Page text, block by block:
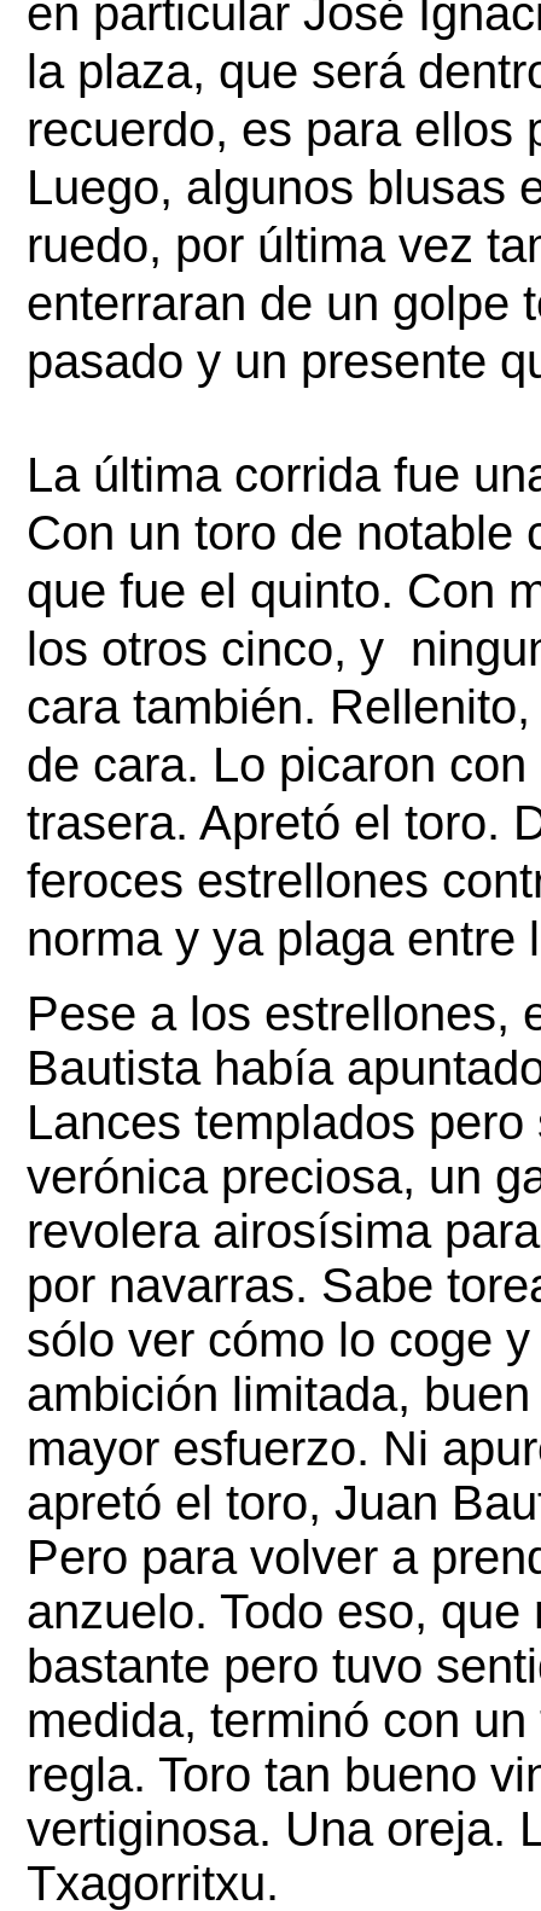
en particular José
la plaza, que será
recuerdo, es para ellos
Luego, algunos blusas
ruedo, por última vez
enterraran de un golpe
pasado y un presente
La última corrida fue
Con un toro de notable
que fue el quinto. Con
los otros cinco, y
cara también.
de cara. Lo picaron
trasera. Apretó el toro.
feroces estrellones
norma y ya plaga
Pese a los estrellones,
Bautista había
Lances templados
verónica preciosa, un
revolera airosísima
por navarras. Sabe
sólo ver cómo lo coge
ambición limitada,
mayor esfuerzo. Ni
apretó el toro, Juan
Pero para volver a
anzuelo. Todo eso,
bastante pero tuvo
medida, terminó con
regla. Toro tan bueno
vertiginosa. Una oreja.
Txagorritxu.